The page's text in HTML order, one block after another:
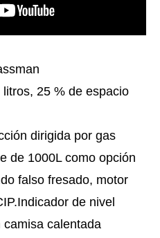
25 % de espacio
dirigida por gas
de 1000L como opción
falso fresado, motor
de nivel
camisa calentada